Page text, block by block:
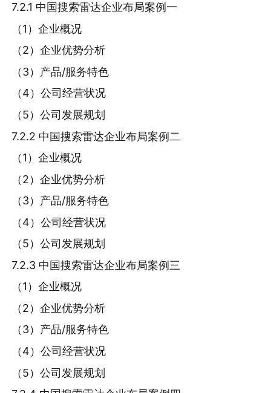
7.2.1 中国搜索雷达企业布局案例一
（1）企业概况
（2）企业优势分析
（3）产品/服务特色
（4）公司经营状况
（5）公司发展规划
7.2.2 中国搜索雷达企业布局案例二
（1）企业概况
（2）企业优势分析
（3）产品/服务特色
（4）公司经营状况
（5）公司发展规划
7.2.3 中国搜索雷达企业布局案例三
（1）企业概况
（2）企业优势分析
（3）产品/服务特色
（4）公司经营状况
（5）公司发展规划